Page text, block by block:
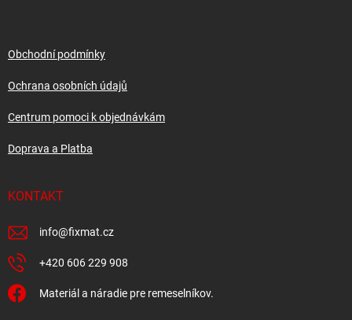
Obchodní podmínky
Ochrana osobních údajů
Centrum pomoci k objednávkám
Doprava a Platba
KONTAKT
info@fixmat.cz
+420 606 229 908
Materiál a náradie pre remeselníkov.